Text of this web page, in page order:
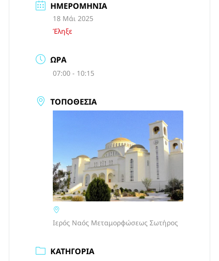
ΗΜΕΡΟΜΗΝΊΑ
18 Μάι 2025
Έληξε
ΏΡΑ
07:00 - 10:15
ΤΟΠΟΘΕΣΊΑ
Ιερός Ναός Μεταμορφώσεως Σωτήρος
ΚΑΤΗΓΟΡΊΑ